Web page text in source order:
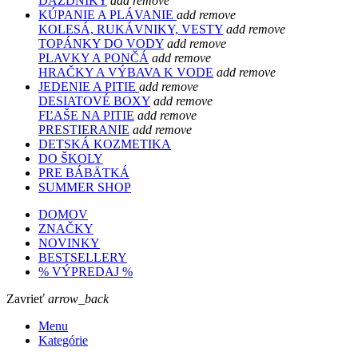
KÚPANIE A PLÁVANIE add remove
KOLESÁ, RUKÁVNIKY, VESTY add remove
TOPÁNKY DO VODY add remove
PLAVKY A PONČÁ add remove
HRAČKY A VÝBAVA K VODE add remove
JEDENIE A PITIE add remove
DESIATOVÉ BOXY add remove
FĽAŠE NA PITIE add remove
PRESTIERANIE add remove
DETSKÁ KOZMETIKA
DO ŠKOLY
PRE BÁBÄTKÁ
SUMMER SHOP
DOMOV
ZNAČKY
NOVINKY
BESTSELLERY
% VÝPREDAJ %
Zavrieť arrow_back
Menu
Kategórie